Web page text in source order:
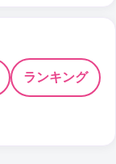
ランキング